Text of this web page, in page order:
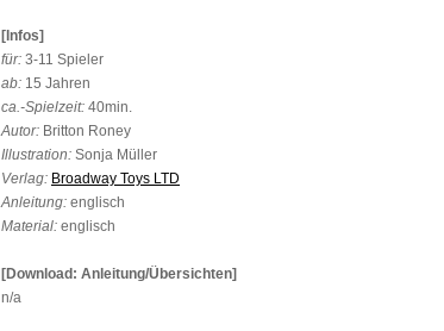
[Infos]
für: 3-11 Spieler
ab: 15 Jahren
ca.-Spielzeit: 40min.
Autor: Britton Roney
Illustration: Sonja Müller
Verlag: Broadway Toys LTD
Anleitung: englisch
Material: englisch
[Download: Anleitung/Übersichten]
n/a